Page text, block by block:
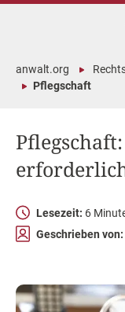
anwalt.org
Pflegschaft
Lesezeit: 6
Geschrieben von: